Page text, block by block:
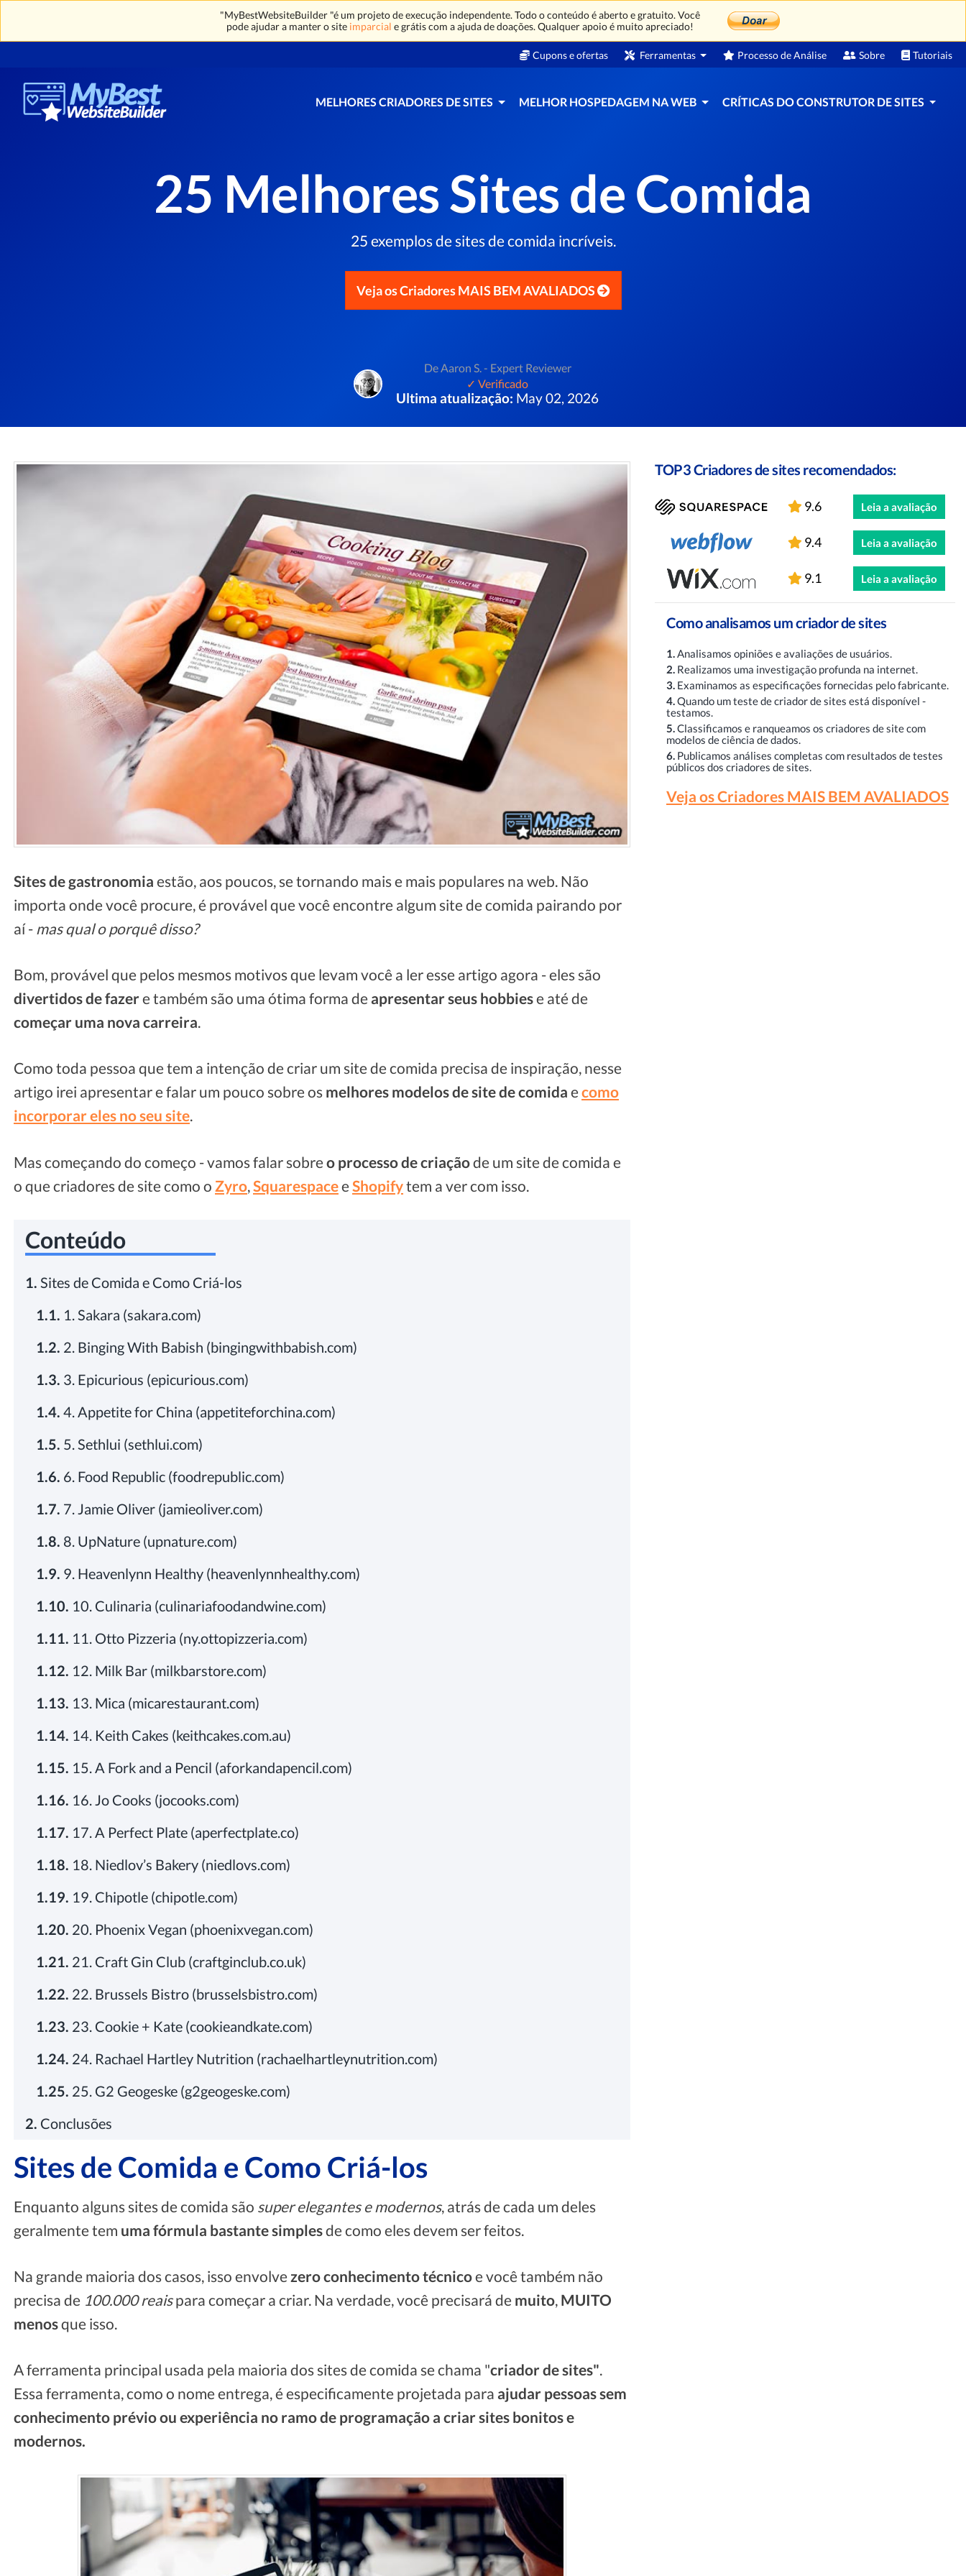
"MyBestWebsiteBuilder "é um projeto de execução independente. Todo o conteúdo é aberto e gratuito. Você
pode ajudar a manter o site imparcial e grátis com a ajuda de doações. Qualquer apoio é muito apreciado!
Cupons e ofertas Ferramentas Processo de Análise Sobre Tutoriais
MELHORES CRIADORES DE SITES MELHOR HOSPEDAGEM NA WEB CRÍTICAS DO CONSTRUTOR DE SITES
25 Melhores Sites de Comida
25 exemplos de sites de comida incríveis.
Veja os Criadores MAIS BEM AVALIADOS
De Aaron S. - Expert Reviewer
✓ Verificado
Ultima atualização: May 02, 2026
Sites de gastronomia estão, aos poucos, se tornando mais e mais populares na web. Não
importa onde você procure, é provável que você encontre algum site de comida pairando por
aí - mas qual o porquê disso?
Bom, provável que pelos mesmos motivos que levam você a ler esse artigo agora - eles são
divertidos de fazere também são uma ótima forma de apresentar seus hobbiese até de
começar uma nova carreira.
Como toda pessoa que tem a intenção de criar um site de comida precisa de inspiração, nesse
artigo irei apresentar e falar um pouco sobre os melhores modelos de site de comida e como
incorporar eles no seu site.
Mas começando do começo - vamos falar sobre o processo de criaçãode um site de comida e
o que criadores de site como o Zyro, Squarespacee Shopifytem a ver com isso.
Conteúdo
1. Sites de Comida e Como Criá-los
1.1. 1. Sakara (sakara.com)
1.2. 2. Binging With Babish (bingingwithbabish.com)
1.3. 3. Epicurious (epicurious.com)
1.4. 4. Appetite for China (appetiteforchina.com)
1.5. 5. Sethlui (sethlui.com)
1.6. 6. Food Republic (foodrepublic.com)
1.7. 7. Jamie Oliver (jamieoliver.com)
1.8. 8. UpNature (upnature.com)
1.9. 9. Heavenlynn Healthy (heavenlynnhealthy.com)
1.10. 10. Culinaria (culinariafoodandwine.com)
1.11. 11. Otto Pizzeria (ny.ottopizzeria.com)
1.12. 12. Milk Bar (milkbarstore.com)
1.13. 13. Mica (micarestaurant.com)
1.14. 14. Keith Cakes (keithcakes.com.au)
1.15. 15. A Fork and a Pencil (aforkandapencil.com)
1.16. 16. Jo Cooks (jocooks.com)
1.17. 17. A Perfect Plate (aperfectplate.co)
1.18. 18. Niedlov’s Bakery (niedlovs.com)
1.19. 19. Chipotle (chipotle.com)
1.20. 20. Phoenix Vegan (phoenixvegan.com)
1.21. 21. Craft Gin Club (craftginclub.co.uk)
1.22. 22. Brussels Bistro (brusselsbistro.com)
1.23. 23. Cookie + Kate (cookieandkate.com)
1.24. 24. Rachael Hartley Nutrition (rachaelhartleynutrition.com)
1.25. 25. G2 Geogeske (g2geogeske.com)
2. Conclusões
Sites de Comida e Como Criá-los
Enquanto alguns sites de comida são super elegantes e modernos, atrás de cada um deles
geralmente tem uma fórmula bastante simplesde como eles devem ser feitos.
Na grande maioria dos casos, isso envolve zero conhecimento técnicoe você também não
precisa de 100.000 reaispara começar a criar. Na verdade, você precisará de muito, MUITO
menosque isso.
A ferramenta principal usada pela maioria dos sites de comida se chama "criador de sites".
Essa ferramenta, como o nome entrega, é especificamente projetada para ajudar pessoas sem
conhecimento prévio ou experiência no ramo de programação a criar sites bonitos e
modernos.
TOP3 Criadores de sites recomendados:
9.6 Leia a avaliação
9.4 Leia a avaliação
9.1 Leia a avaliação
Como analisamos um criador de sites
1.Analisamos opiniões e avaliações de usuários.
2. Realizamos uma investigação profunda na internet.
3. Examinamos as especificações fornecidas pelo fabricante.
4.Quando um teste de criador de sites está disponível -
testamos.
5.Classificamos e ranqueamos os criadores de site com
modelos de ciência de dados.
6. Publicamos análises completas com resultados de testes
públicos dos criadores de sites.
Veja os Criadores MAIS BEM AVALIADOS